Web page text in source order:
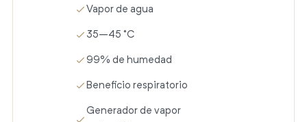
Vapor de agua
35–45 °C
99% de humedad
Beneficio respiratorio
Generador de vapor